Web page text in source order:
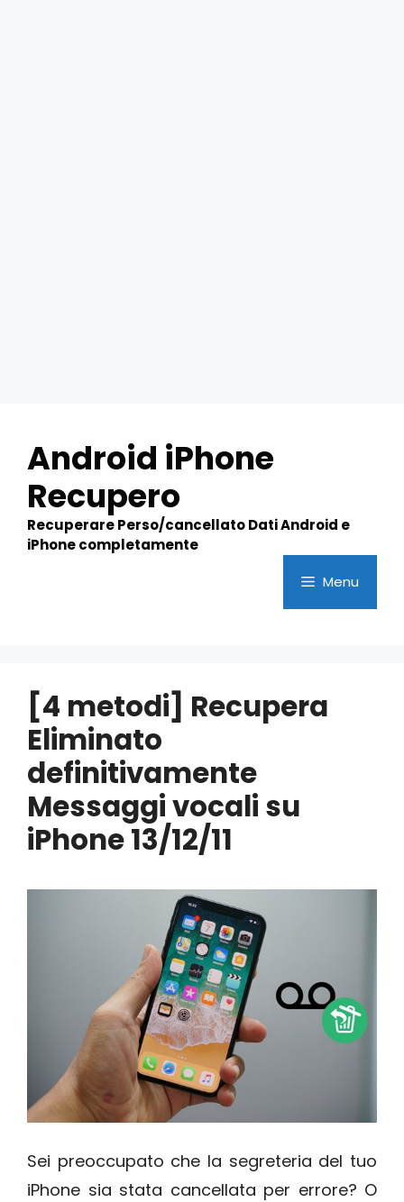
contentAndroid iPhone
Recupero
Recuperare Perso/cancellato Dati Android e
iPhone completamente
Menu
[4 metodi] Recupera
Eliminato
definitivamente
Messaggi vocali su
iPhone 13/12/11
Sei preoccupato che la segreteria del tuo
iPhone sia stata cancellata per errore? O